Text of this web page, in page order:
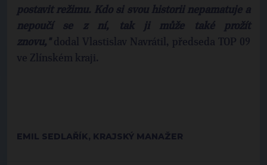
postavit režimu. Kdo si svou historii nepamatuje a
nepoučí se z ní, tak ji může také prožít
znovu,"dodal Vlastislav Navrátil, předseda TOP 09
ve Zlínském kraji.
EMIL SEDLAŘÍK, KRAJSKÝ MANAŽER